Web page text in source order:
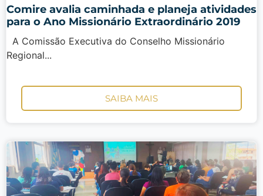
Comire avalia caminhada e planeja atividades
para o Ano Missionário Extraordinário 2019
A Comissão Executiva do Conselho Missionário
Regional...
SAIBA MAIS